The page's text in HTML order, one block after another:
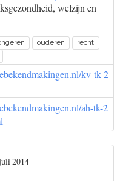
welzijn en
ouderen
recht
kv-tk-2
ah-tk-2
2014